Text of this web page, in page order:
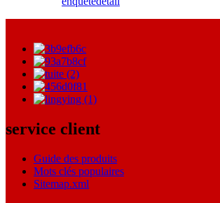
service client
Guide des produits
Mots clés populaires
Sitemap.xml